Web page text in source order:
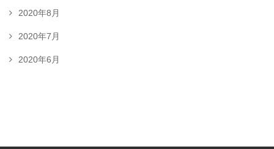
2020年8月
2020年7月
2020年6月